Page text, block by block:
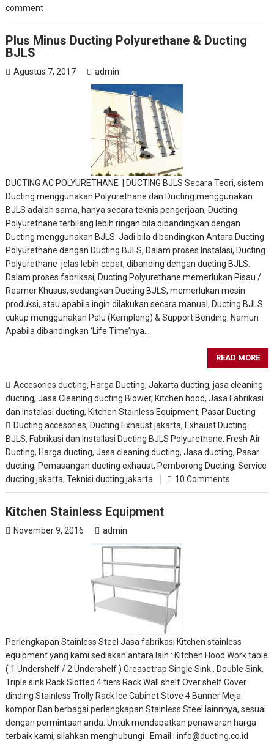
comment
Plus Minus Ducting Polyurethane & Ducting
BJLS
Agustus 7, 2017 admin
DUCTING AC POLYURETHANE | DUCTING BJLS Secara Teori, sistem
Ducting menggunakan Polyurethane dan Ducting menggunakan
BJLS adalah sama, hanya secara teknis pengerjaan, Ducting
Polyurethane terbilang lebih ringan bila dibandingkan dengan
Ducting menggunakan BJLS. Jadi bila dibandingkan Antara Ducting
Polyurethane dengan Ducting BJLS, Dalam proses Instalasi, Ducting
Polyurethane jelas lebih cepat, dibanding dengan ducting BJLS.
Dalam proses fabrikasi, Ducting Polyurethane memerlukan Pisau /
Reamer Khusus, sedangkan Ducting BJLS, memerlukan mesin
produksi, atau apabila ingin dilakukan secara manual, Ducting BJLS
cukup menggunakan Palu (Kempleng) & Support Bending. Namun
Apabila dibandingkan ‘Life Time’nya…
READ MORE
Accesories ducting,Harga Ducting,Jakarta ducting,jasa cleaning
ducting,Jasa Cleaning ducting Blower, Kitchen hood,Jasa Fabrikasi
dan Instalasi ducting,Kitchen Stainless Equipment,Pasar Ducting
Ducting accesories,Ducting Exhaust jakarta,Exhaust Ducting
BJLS,Fabrikasi dan Installasi Ducting BJLS Polyurethane,Fresh Air
Ducting,Harga ducting,Jasa cleaning ducting,Jasa ducting,Pasar
ducting,Pemasangan ducting exhaust,Pemborong Ducting,Service
ducting jakarta,Teknisi ducting jakarta 10 Comments
Kitchen Stainless Equipment
November 9, 2016 admin
Perlengkapan Stainless Steel Jasa fabrikasi Kitchen stainless
equipment yang kami sediakan antara lain : Kitchen Hood Work table
( 1 Undershelf / 2 Undershelf ) Greasetrap Single Sink , Double Sink,
Triple sink Rack Slotted 4 tiers Rack Wall shelf Over shelf Cover
dinding Stainless Trolly Rack Ice Cabinet Stove 4 Banner Meja
kompor Dan berbagai perlengkapan Stainless Steel lainnnya, sesuai
dengan permintaan anda. Untuk mendapatkan penawaran harga
terbaik kami, silahkan menghubungi : Email : info@ducting.co.id